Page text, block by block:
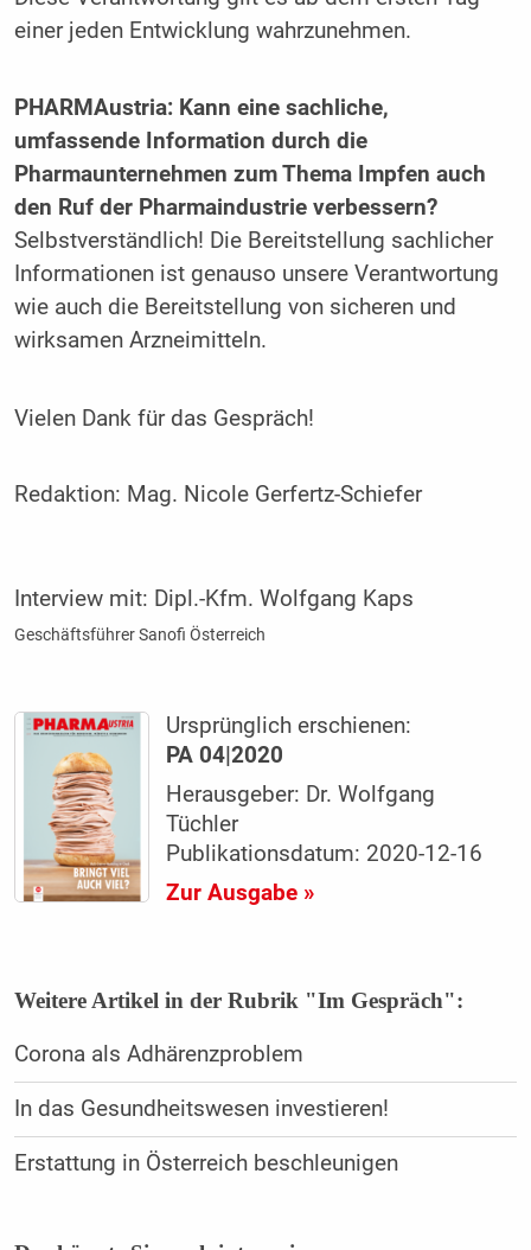
einer jeden Entwicklung wahrzunehmen.
PHARMAustria: Kann eine sachliche,
umfassende Information durch die
Pharmaunternehmen zum Thema Impfen auch
den Ruf der Pharmaindustrie ­verbessern?
Selbstverständlich! Die Bereitstellung sachlicher
Informationen ist genauso unsere Verantwortung
wie auch die Bereitstellung von sicheren und
wirksamen Arzneimitteln.
Vielen Dank für das Gespräch!
Redaktion: Mag. Nicole Gerfertz-Schiefer
Interview mit: Dipl.-Kfm. Wolfgang Kaps
Geschäftsführer Sanofi Österreich
Ursprünglich erschienen:
PA 04|2020
Herausgeber: Dr. Wolfgang
Tüchler
Publikationsdatum: 2020-12-16
Zur Ausgabe »
Weitere Artikel in der Rubrik "Im Gespräch":
Corona als Adhärenzproblem
In das Gesundheitswesen investieren!
Erstattung in Österreich beschleunigen